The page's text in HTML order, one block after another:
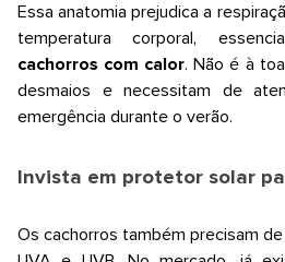
Essa anatomia prejudica a
temperatura corporal,
cachorros com calor. Não é à
desmaios e necessitam de
emergência durante o verão.
Invista em protetor solar
Os cachorros também precisam